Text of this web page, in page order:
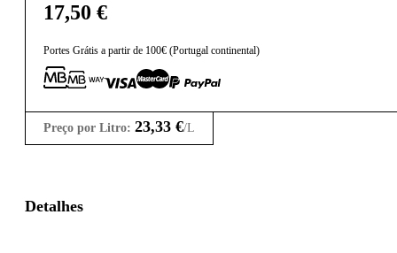
17,50 €
Portes Grátis a partir de 100€ (Portugal continental)
Preço por Litro: 23,33 €/L
Detalhes